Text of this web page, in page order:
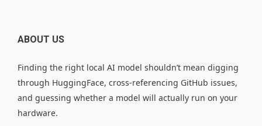
ABOUT US
Finding the right local AI model shouldn’t mean digging
through HuggingFace, cross-referencing GitHub issues,
and guessing whether a model will actually run on your
hardware.